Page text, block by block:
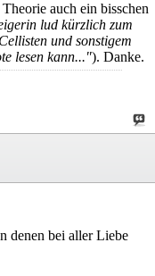
auch ein bisschen
lud kürzlich zum
und sonstigem
lesen kann..."). Danke.
denen bei aller Liebe